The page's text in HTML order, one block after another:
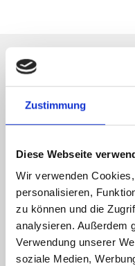
Zustimmung
Diese Webseite
Wir verwenden
personalisieren,
zu können und die
analysieren. Außerdem
Verwendung unserer
soziale Medien,
Wir